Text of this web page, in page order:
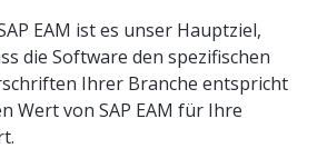
EAM ist es unser Hauptziel,
die Software den spezifischen
Ihrer Branche entspricht
Wert von SAP EAM für Ihre